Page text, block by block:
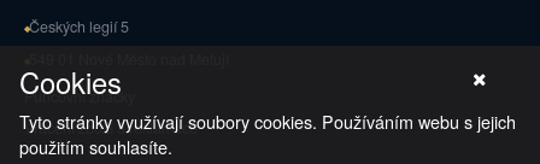
Českých legií 5
Puncovní značky
Vrácení zboží a reklamace
Cookies
Tyto stránky využívají soubory cookies. Používáním webu s jejich
použitím souhlasíte.